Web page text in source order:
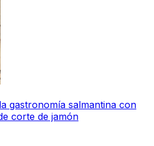
gastronomía salmantina con
corte de jamón